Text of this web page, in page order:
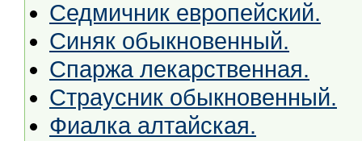
Седмичник европейский.
Синяк обыкновенный.
Спаржа лекарственная.
Страусник обыкновенный.
Фиалка алтайская.